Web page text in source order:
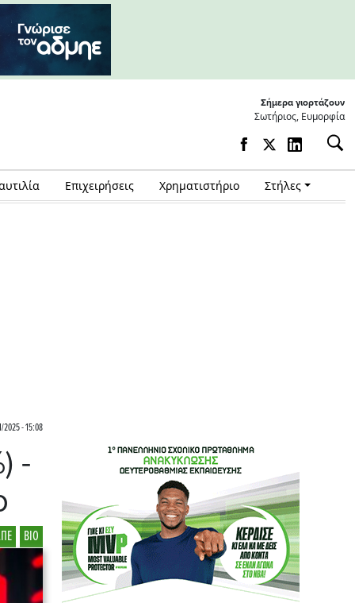
Σήμερα γιορτάζουν
Σωτήριος, Ευμορφία
Επιχειρήσεις Χρηματιστήριο Στήλες
2025 - 15:08
-
ΒΙΟ